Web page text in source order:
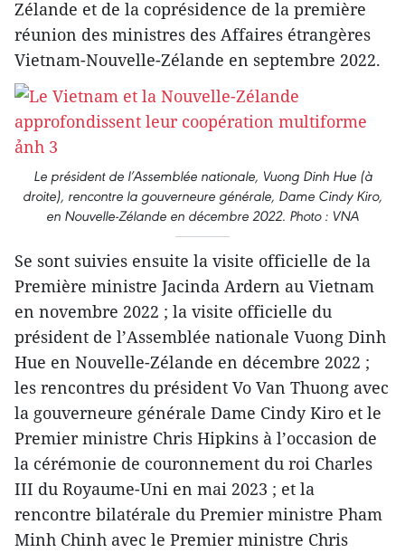
Zélande et de la coprésidence de la première
réunion des ministres des Affaires étrangères
Vietnam-Nouvelle-Zélande en septembre 2022.
Le président de l’Assemblée nationale, Vuong Dinh Hue (à
droite), rencontre la gouverneure générale, Dame Cindy Kiro,
en Nouvelle-Zélande en décembre 2022. Photo : VNA
Se sont suivies ensuite la visite officielle de la
Première ministre Jacinda Ardern au Vietnam
en novembre 2022 ; la visite officielle du
président de l’Assemblée nationale Vuong Dinh
Hue en Nouvelle-Zélande en décembre 2022 ;
les rencontres du président Vo Van Thuong avec
la gouverneure générale Dame Cindy Kiro et le
Premier ministre Chris Hipkins à l’occasion de
la cérémonie de couronnement du roi Charles
III du Royaume-Uni en mai 2023 ; et la
rencontre bilatérale du Premier ministre Pham
Minh Chinh avec le Premier ministre Chris